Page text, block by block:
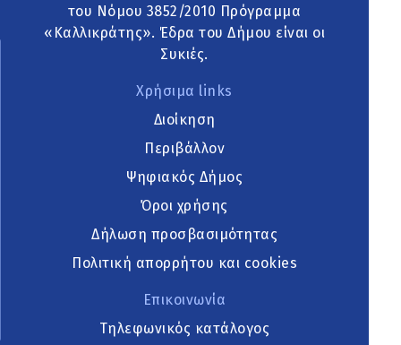
του Νόμου 3852/2010 Πρόγραμμα
«Καλλικράτης». Έδρα του Δήμου είναι οι
Συκιές.
Χρήσιμα links
Διοίκηση
Περιβάλλον
Ψηφιακός Δήμος
Όροι χρήσης
Δήλωση προσβασιμότητας
Πολιτική απορρήτου και cookies
Επικοινωνία
Τηλεφωνικός κατάλογος